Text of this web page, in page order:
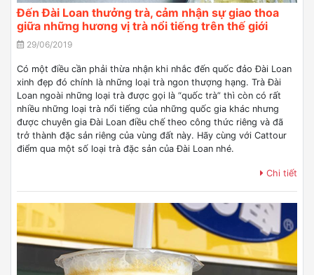
Đến Đài Loan thưởng trà, cảm nhận sự giao thoa
giữa những hương vị trà nổi tiếng trên thế giới
29/06/2019
Có một điều cần phải thừa nhận khi nhắc đến quốc đảo Đài Loan
xinh đẹp đó chính là những loại trà ngon thượng hạng. Trà Đài
Loan ngoài những loại trà được gọi là “quốc trà” thì còn có rất
nhiều những loại trà nổi tiếng của những quốc gia khác nhưng
được chuyên gia Đài Loan điều chế theo công thức riêng và đã
trở thành đặc sản riêng của vùng đất này. Hãy cùng với Cattour
điểm qua một số loại trà đặc sản của Đài Loan nhé.
Chi tiết